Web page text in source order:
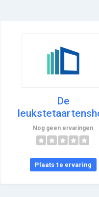
De
Nog geen ervaringen
Plaats 1e ervaring